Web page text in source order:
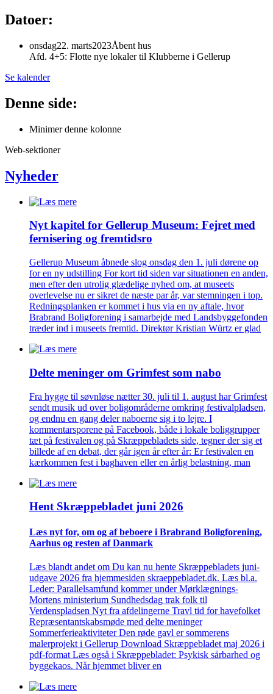
Datoer:
onsdag22. marts2023Åbent hus
Afd. 4+5: Flotte nye lokaler til Klubberne i Gellerup
Se kalender
Denne side:
Minimer denne kolonne
Web-sektioner
Nyheder
Nyt kapitel for Gellerup Museum: Fejret med
fernisering og fremtidsro
Gellerup Museum åbnede slog onsdag den 1. juli dørene op
for en ny udstilling For kort tid siden var situationen en anden,
men efter den utrolig glædelige nyhed om, at museets
overlevelse nu er sikret de næste par år, var stemningen i top.
Redningsplanken er kommet i hus via en ny aftale, hvor
Brabrand Boligforening i samarbejde med Landsbyggefonden
træder ind i museets fremtid. Direktør Kristian Würtz er glad
Delte meninger om Grimfest som nabo
Fra hygge til søvnløse nætter 30. juli til 1. august har Grimfest
sendt musik ud over boligområderne omkring festivalpladsen,
og endnu en gang deler naboerne sig i to lejre. I
kommentarsporene på Facebook, både i lokale boliggrupper
tæt på festivalen og på Skræppebladets side, tegner der sig et
billede af en debat, der går igen år efter år: Er festivalen en
kærkommen fest i baghaven eller en årlig belastning, man
Hent Skræppe­bladet juni 2026
Læs nyt for, om og af beboere i Brabrand Bolig­forening,
Aarhus og resten af Danmark
Læs blandt andet om Du kan nu hente Skræppebladets juni-
udgave 2026 fra hjemmesiden skraeppebladet.dk. Læs bl.a.
Leder: Parallelsamfund kommer under Mørklægnings-
Mortens ministerium Sundhedsdag trak folk til
Verdenspladsen Nyt fra afdelingerne Travl tid for havefolket
Repræsentantskabsmøde med delte meninger
Sommerferieaktiviteter Den røde gavl er sommerens
malerprojekt i Gellerup Download Skræppebladet maj 2026 i
pdf-format Læs også i Skræppebladet: Psykisk sårbarhed og
byggekaos. Når hjemmet bliver en